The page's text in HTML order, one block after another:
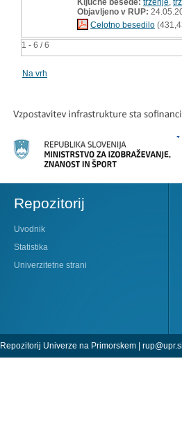
1 - 6 / 6
Objavljeno v RUP:
Celotno besedilo
Na vrh
Repozitorij
Uvodnik
Statistika
Univerzitetne strani
Repozitorij Univerze na Primorskem | rup@upr.si